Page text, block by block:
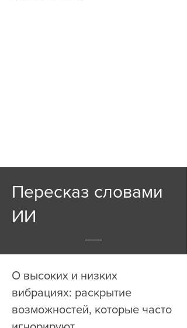
Пересказ словами
ИИ
О высоких и низких
вибрациях: раскрытие
возможностей, которые часто